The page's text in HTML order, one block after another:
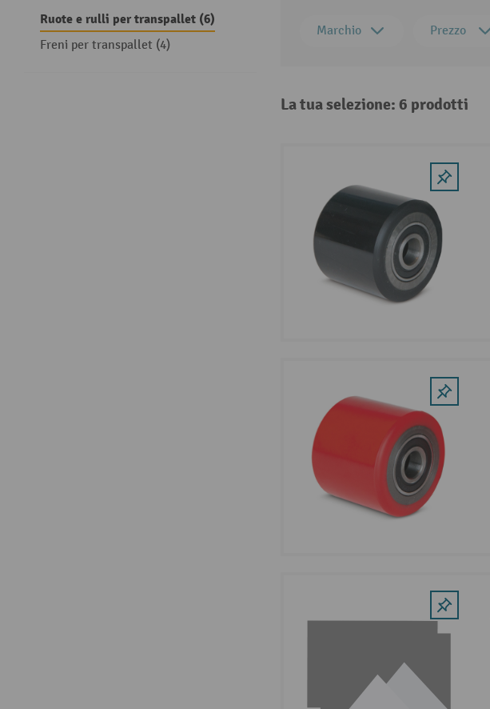
Ruote e rulli per transpallet (6)
Freni per transpallet (4)
Marchio Prezzo
La tua selezione: 6 prodotti